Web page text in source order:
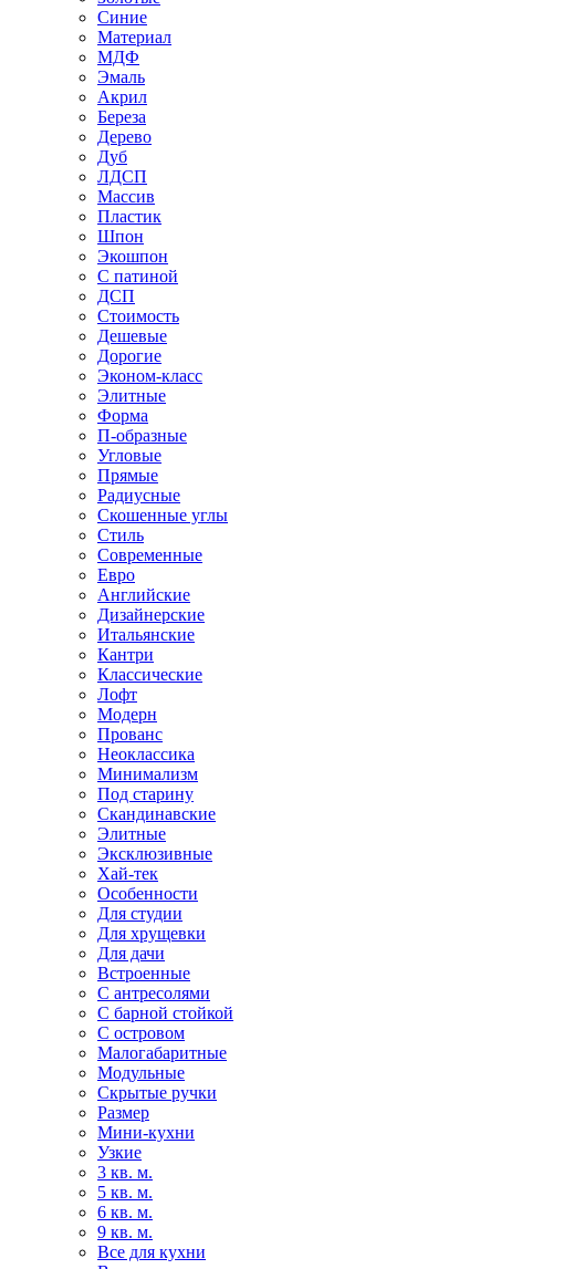
Синие
Материал
МДФ
Эмаль
Акрил
Береза
Дерево
Дуб
ЛДСП
Массив
Пластик
Шпон
Экошпон
С патиной
ДСП
Стоимость
Дешевые
Дорогие
Эконом-класс
Элитные
Форма
П-образные
Угловые
Прямые
Радиусные
Скошенные углы
Стиль
Современные
Евро
Английские
Дизайнерские
Итальянские
Кантри
Классические
Лофт
Модерн
Прованс
Неоклассика
Минимализм
Под старину
Скандинавские
Элитные
Эксклюзивные
Хай-тек
Особенности
Для студии
Для хрущевки
Для дачи
Встроенные
С антресолями
С барной стойкой
С островом
Малогабаритные
Модульные
Скрытые ручки
Размер
Мини-кухни
Узкие
3 кв. м.
5 кв. м.
6 кв. м.
9 кв. м.
Все для кухни